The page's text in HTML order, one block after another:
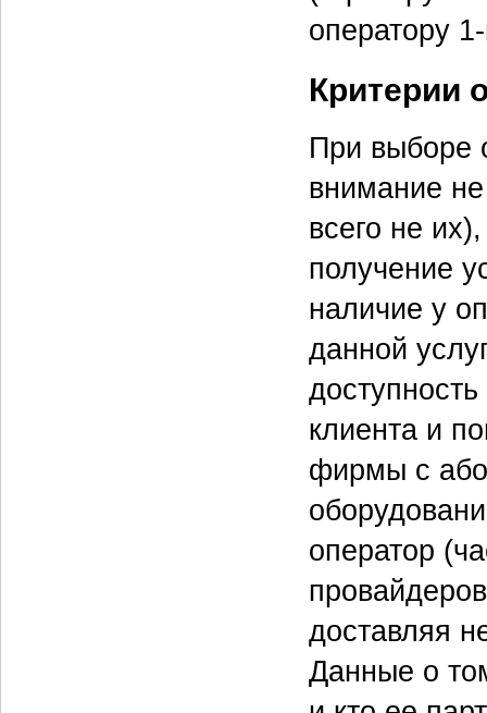
оператору
Критерии
При выборе
внимание
всего не
получение
наличие у
данной
клиента и
фирмы с
оператор
доставляя
Данные о